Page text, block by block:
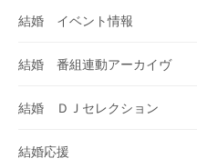
結婚 イベント情報
結婚 番組連動アーカイヴ
結婚 ＤＪセレクション
結婚応援